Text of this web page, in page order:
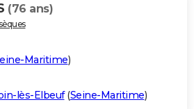
(76 ans)
Maritime)
lès-Elbeuf(Seine-Maritime)